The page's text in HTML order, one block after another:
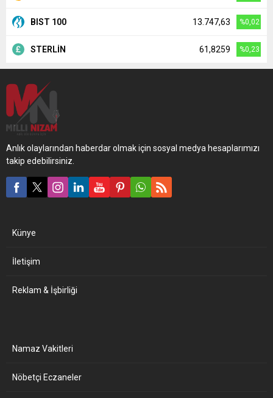
BIST 100 13.747,63 %0,02
STERLİN 61,8259 %0,23
Anlık olaylarından haberdar olmak için sosyal medya hesaplarımızı
takip edebilirsiniz.
Künye
İletişim
Reklam & İşbirliği
Namaz Vakitleri
Nöbetçi Eczaneler